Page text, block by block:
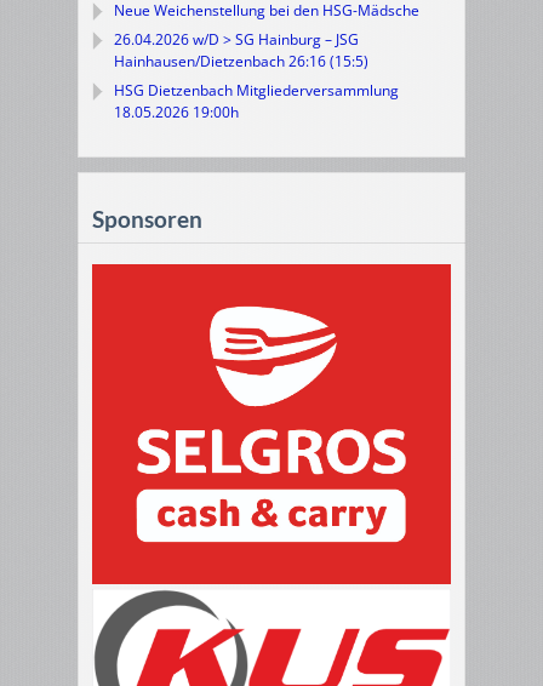
Neue Weichenstellung bei den HSG-Mädsche
26.04.2026 w/D > SG Hainburg – JSG
Hainhausen/Dietzenbach 26:16 (15:5)
HSG Dietzenbach Mitgliederversammlung
18.05.2026 19:00h
Sponsoren